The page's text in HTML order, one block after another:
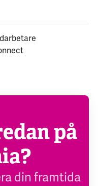
på
din framtida